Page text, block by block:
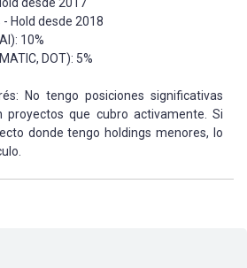
- Hold desde 2018
10%
DOT): 5%
No tengo posiciones significativas
proyectos que cubro activamente. Si
donde tengo holdings menores, lo